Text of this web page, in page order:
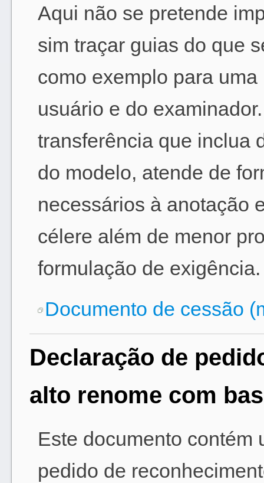
Aqui não se pretende
sim traçar guias do que
como exemplo para
usuário e do
transferência que inclua
do modelo, atende de
necessários à anotação
célere além de menor
formulação de exigência.
Documento de cessão
Declaração de
alto renome com
Este documento contém
pedido de